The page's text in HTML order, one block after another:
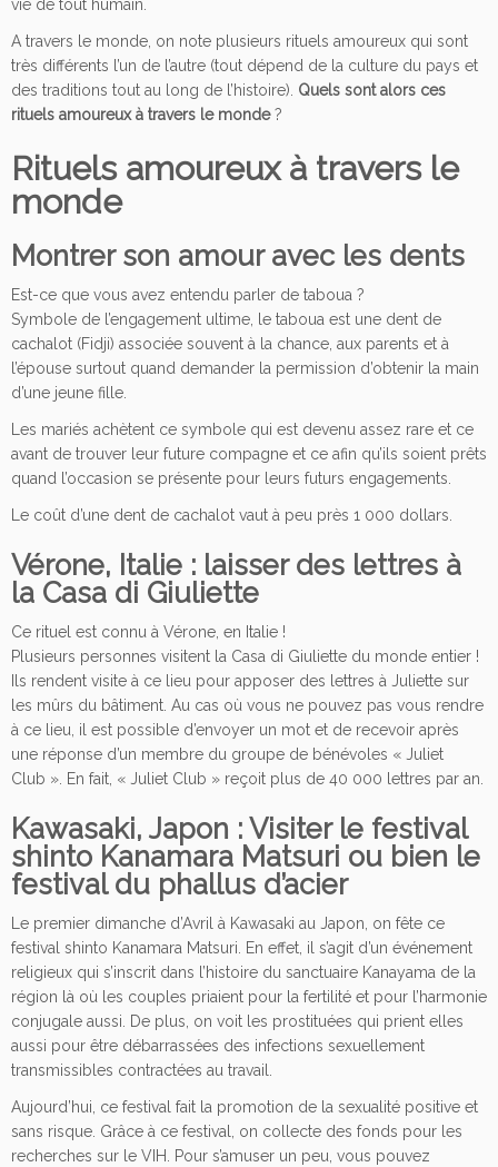
vie de tout humain.
A travers le monde, on note plusieurs rituels amoureux qui sont
très différents l’un de l’autre (tout dépend de la culture du pays et
des traditions tout au long de l’histoire). Quels sont alors ces
rituels amoureux à travers le monde?
Rituels amoureux à travers le
monde
Montrer son amour avec les dents
Est-ce que vous avez entendu parler de taboua ?
Symbole de l’engagement ultime, le taboua est une dent de
cachalot (Fidji) associée souvent à la chance, aux parents et à
l’épouse surtout quand demander la permission d’obtenir la main
d’une jeune fille.
Les mariés achètent ce symbole qui est devenu assez rare et ce
avant de trouver leur future compagne et ce afin qu’ils soient prêts
quand l’occasion se présente pour leurs futurs engagements.
Le coût d’une dent de cachalot vaut à peu près 1 000 dollars.
Vérone, Italie : laisser des lettres à
la Casa di Giuliette
Ce rituel est connu à Vérone, en Italie !
Plusieurs personnes visitent la Casa di Giuliette du monde entier !
Ils rendent visite à ce lieu pour apposer des lettres à Juliette sur
les mûrs du bâtiment. Au cas où vous ne pouvez pas vous rendre
à ce lieu, il est possible d’envoyer un mot et de recevoir après
une réponse d’un membre du groupe de bénévoles « Juliet
Club ». En fait, « Juliet Club » reçoit plus de 40 000 lettres par an.
Kawasaki, Japon : Visiter le festival
shinto Kanamara Matsuri ou bien le
festival du phallus d’acier
Le premier dimanche d’Avril à Kawasaki au Japon, on fête ce
festival shinto Kanamara Matsuri. En effet, il s’agit d’un événement
religieux qui s’inscrit dans l’histoire du sanctuaire Kanayama de la
région là où les couples priaient pour la fertilité et pour l’harmonie
conjugale aussi. De plus, on voit les prostituées qui prient elles
aussi pour être débarrassées des infections sexuellement
transmissibles contractées au travail.
Aujourd’hui, ce festival fait la promotion de la sexualité positive et
sans risque. Grâce à ce festival, on collecte des fonds pour les
recherches sur le VIH. Pour s’amuser un peu, vous pouvez